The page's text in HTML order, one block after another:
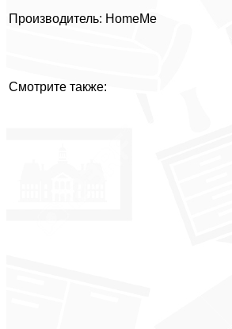
Производитель: HomeMe
Смотрите также: